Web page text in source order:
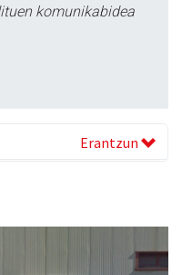
komunikabidea
Erantzun